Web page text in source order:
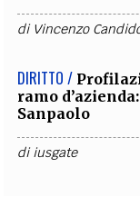
di Vincenzo
DIRITTO /
ramo
Sanpaolo
diiusgate